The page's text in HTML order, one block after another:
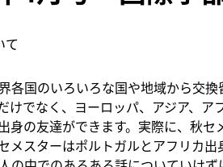
て
各国のいろいろな国や地域から交
けでなく、ヨーロッパ、アジア、ア
身の友達ができます。実際に、秋セ
メスターはポルトガルとアフリカ